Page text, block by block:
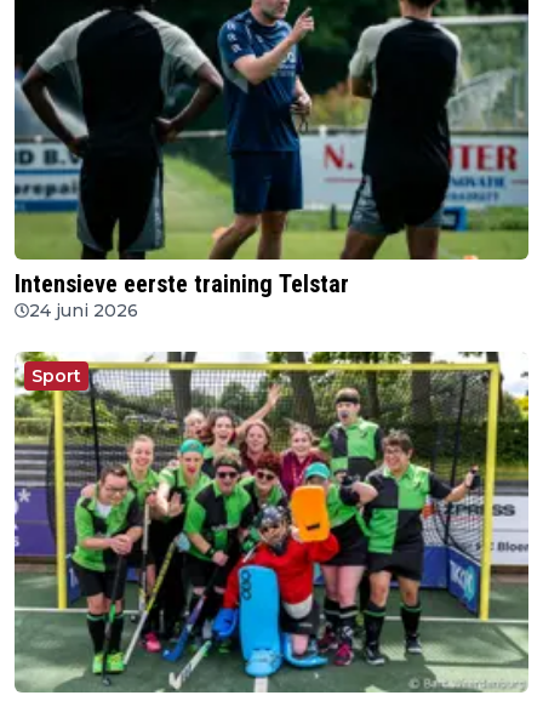
Intensieve eerste training Telstar
24 juni 2026
Sport